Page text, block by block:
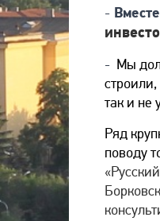
-
- Мы
так и не
Ряд
поводу